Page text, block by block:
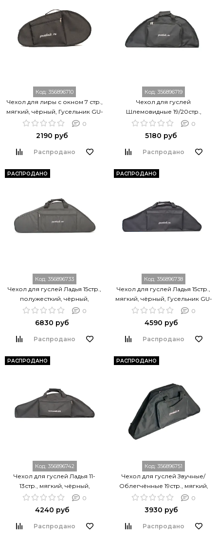
Код: 356896710
Чехол для лиры с окном 7 стр.,
мягкий, чёрный, Гусельник GU-
01.63.07.00000
0
2190 руб
Распродано
Код: 356896719
Чехол для гуслей
Шлемовидные 19/20стр.,
мягкий, чёрный, Гусельник GU-
00.04.20.00000
0
5180 руб
Распродано
РАСПРОДАНО
Код: 356896733
Чехол для гуслей Ладья 15стр.,
полужесткий, чёрный,
Гусельник GU-01.03.15.00000
0
6830 руб
Распродано
РАСПРОДАНО
Код: 356896738
Чехол для гуслей Ладья 15стр.,
мягкий, чёрный, Гусельник GU-
00.03.15.00000 0
4590 руб
Распродано
РАСПРОДАНО
Код: 356896742
Чехол для гуслей Ладья 11-
13стр., мягкий, чёрный,
Гусельник GU-00.03.12.00000
0
4240 руб
Распродано
РАСПРОДАНО
Код: 356896751
Чехол для гуслей Звучные/
Облегчённые 19стр., мягкий,
чёрный, Гусельник GU-
00.31.19.00000
0
3930 руб
Распродано